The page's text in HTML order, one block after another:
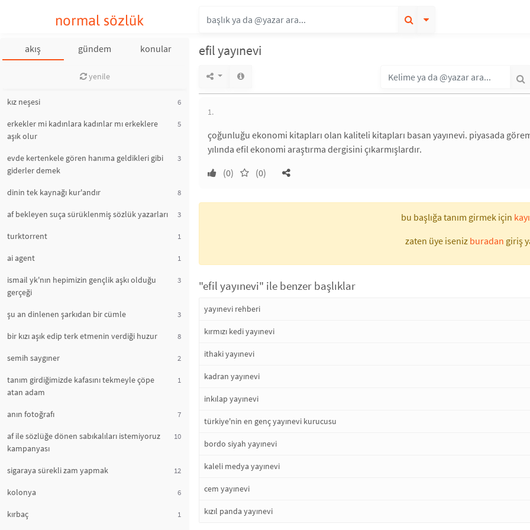
normal sözlük
akış gündem konular
yenile
kız neşesi 6
erkekler mi kadınlara kadınlar mı erkeklere
aşık olur
5
evde kertenkele gören hanıma geldikleri gibi
giderler demek
3
dinin tek kaynağı kur'andır 8
af bekleyen suça sürüklenmiş sözlük yazarları 3
turktorrent 1
ai agent 1
ismail yk'nın hepimizin gençlik aşkı olduğu
gerçeği
3
şu an dinlenen şarkıdan bir cümle 3
bir kızı aşık edip terk etmenin verdiği huzur 8
semih saygıner 2
tanım girdiğimizde kafasını tekmeyle çöpe
atan adam
1
anın fotoğrafı 7
af ile sözlüğe dönen sabıkalıları istemiyoruz
kampanyası
10
sigaraya sürekli zam yapmak 12
kolonya 6
kırbaç 1
efil yayınevi
1.
çoğunluğu ekonomi kitapları olan kaliteli kitapları basan yayınevi. piyasada
yılında efil ekonomi araştırma dergisini çıkarmışlardır.
(0)
(0)
bu başlığa tanım girmek için
zaten üye iseniz buradan giriş
"efil yayınevi" ile benzer başlıklar
yayınevi rehberi
kırmızı kedi yayınevi
ithaki yayınevi
kadran yayınevi
inkılap yayınevi
türkiye'nin en genç yayınevi kurucusu
bordo siyah yayınevi
kaleli medya yayınevi
cem yayınevi
kızıl panda yayınevi